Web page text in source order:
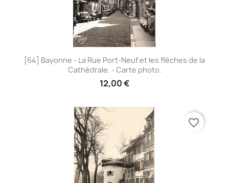
[64] Bayonne - La Rue Port-Neuf et les flèches de la
Cathédrale. - Carte photo.
12,00 €
favorite_border